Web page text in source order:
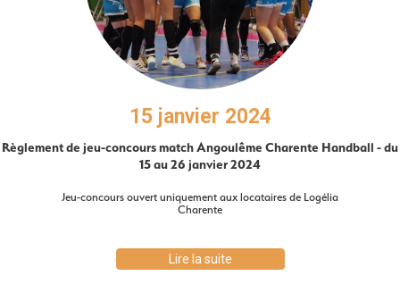
15 janvier 2024
Règlement de jeu-concours match Angoulême Charente Handball - du
15 au 26 janvier 2024
Jeu-concours ouvert uniquement aux locataires de Logélia
Charente
Lire la suite